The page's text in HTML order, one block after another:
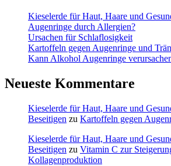
Kieselerde für Haut, Haare und
Augenringe durch Allergien?
Ursachen für Schlaflosigkeit
Kartoffeln gegen Augenringe und
Kann Alkohol Augenringe
Neueste Kommentare
Kieselerde für Haut, Haare und
Beseitigen zu Kartoffeln gegen
Kieselerde für Haut, Haare und
Beseitigen zu Vitamin C zur
Kollagenproduktion